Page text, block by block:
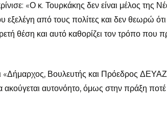
«Ο κ. Τουρκάκης δεν είναι μέλος της
από τους πολίτες και δεν θεωρώ ότι
θέση και αυτό καθορίζει τον τρόπο που
«Δήμαρχος, Βουλευτής και Πρόεδρος
αυτονόητο, όμως στην πράξη ποτέ